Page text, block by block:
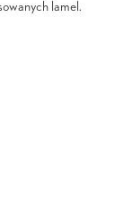
lamel.